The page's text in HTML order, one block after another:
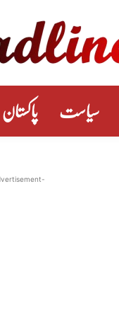
سیاست پاکستان
-Advertisement-